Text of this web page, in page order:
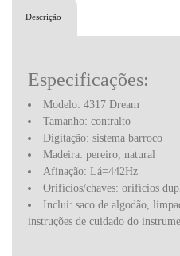
Descrição
Especificações:
Modelo: 4317 Dream
Tamanho: contralto
Digitação: sistema barroco
Madeira: pereiro, natural
Afinação: Lá=442Hz
Orifícios/chaves: orifícios
Inclui: saco de algodão,
instruções de cuidado do